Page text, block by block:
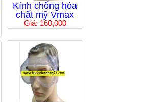
Kính chống hóa
chất mỹ Vmax
Giá: 160,000